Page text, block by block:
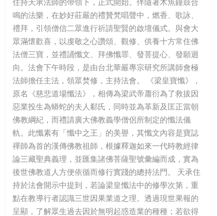
住持天承法師的帶領下，正式開始。伴隨著木魚鐘鼓合
鳴的法樂，在妙好莊嚴的禮贊梵唱聲中，燃香、歌詠、
禮拜，引領僧信二眾進行祈請聖賢的啟壇儀式。與會大
眾滿懷歡喜，以虔敬之心讚頌、觀修、供養十方常住佛
法僧三寶，並禮誦懺文、拜佛懺罪、發菩提心、發願迴
向。法會下午時段，是由台北華嚴專宗研究所講師會極
法師擔任主法，領眾焚修，主持法會。 《梁皇寶懺》，
原名《慈悲道場懺法》，相傳為梁武帝蕭衍為了救拔因
惡業投生為蟒蛇的夫人郗氏，同時並為革新及匡正當朝
佛教綱紀，而禮請廣大佛教義學僧侶所制定的懺法儀
軌。此懺素有「懺中之王」的美譽，其懺文內容是寶誌
禪師為首的漢傳佛教祖師，根據釋迦如來一代時教經律
論三藏聖典義理，並匯集諸佛菩薩聖號彙編而成，實為
後世佛教道人方便依循而修行實踐的總持法門。 天承住
持於法會開示中提到，若論梁皇懺法中的修學次第，重
點在教導行者認識三世因果業道之理。透過現世果報的
呈顯，了解眾生過去因於無明起惑造業的種種；若欲得